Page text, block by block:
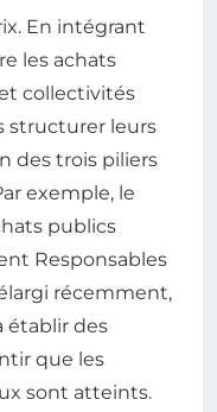
En intégrant
les achats
collectivités
structurer leurs
des trois piliers
exemple, le
publics
Responsables
récemment,
établir des
que les
sont atteints.